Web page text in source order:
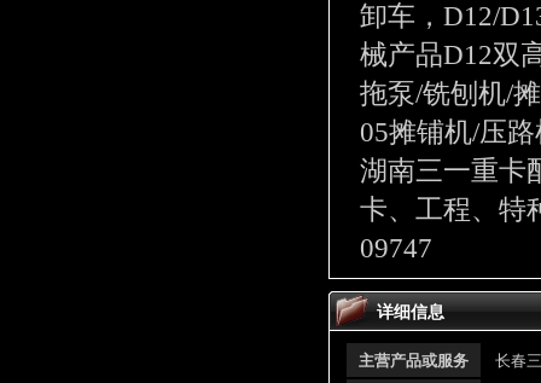
卸车，D12/
械产品D12双
拖泵/铣刨机/
05摊铺机/压
湖南三一重卡
卡、工程、特
09747
详细信息
主营产品或服务
长春